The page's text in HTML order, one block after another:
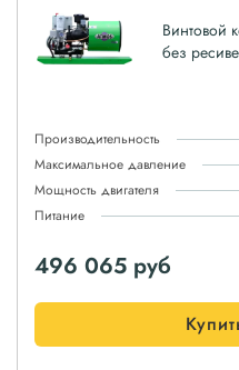
Винтовой
без
Производительность
Максимальное давление
Мощность двигателя
Питание
496 065 руб